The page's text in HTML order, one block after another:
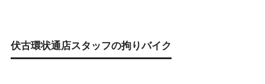
伏古環状通店スタッフの拘りバイク